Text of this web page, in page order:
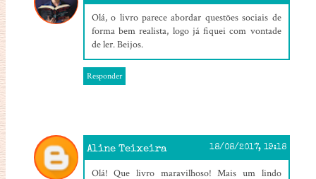
Olá, o livro parece abordar questões sociais de
forma bem realista, logo já fiquei com vontade
de ler. Beijos.
Responder
Aline Teixeira 18/08/2017, 19:18
Olá! Que livro maravilhoso! Mais um lindo